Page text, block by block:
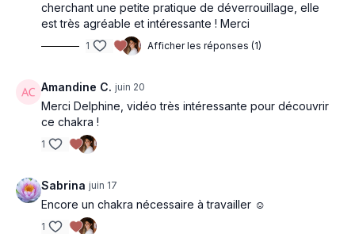
cherchant une petite pratique de déverrouillage, elle
est très agréable et intéressante ! Merci
1 Afficher les réponses (1)
Amandine C. juin 20
Merci Delphine, vidéo très intéressante pour découvrir
ce chakra !
1
Sabrina juin 17
Encore un chakra nécessaire à travailler ☺️
1